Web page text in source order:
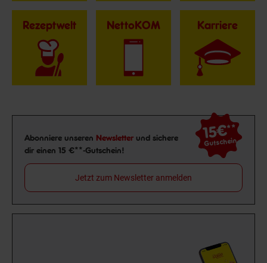
Rezeptwelt NettoKOM Karriere
Newsletter Anmeldung
Abonniere unseren Newsletter und sichere
dir einen 15 €**-Gutschein!
15€**
Gutschein
Jetzt zum Newsletter anmelden